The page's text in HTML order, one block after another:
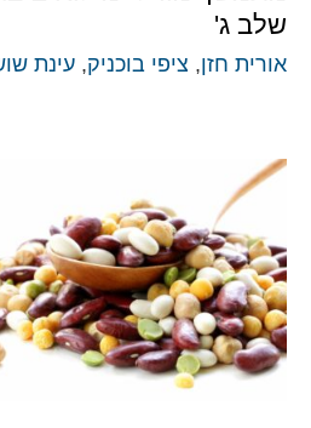
שלב ג'
אורית חזן, ציפי בוכניק, עינת